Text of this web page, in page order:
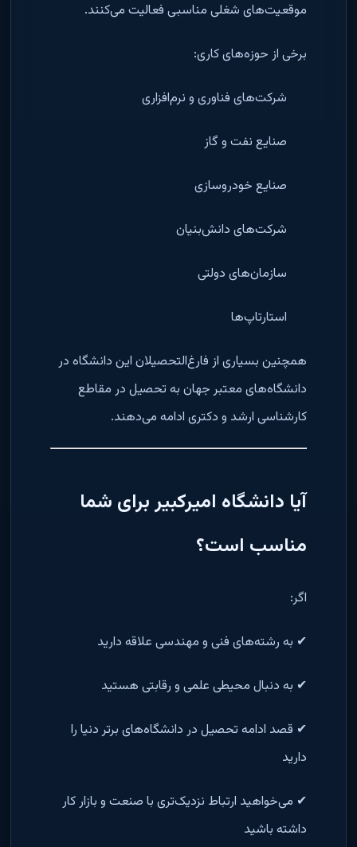
موقعیت‌های شغلی مناسبی فعالیت می‌کنند.
برخی از حوزه‌های کاری:
شرکت‌های فناوری و نرم‌افزاری
صنایع نفت و گاز
صنایع خودروسازی
شرکت‌های دانش‌بنیان
سازمان‌های دولتی
استارتاپ‌ها
همچنین بسیاری از فارغ‌التحصیلان این دانشگاه در
دانشگاه‌های معتبر جهان به تحصیل در مقاطع
کارشناسی ارشد و دکتری ادامه می‌دهند.
آیا دانشگاه امیرکبیر برای شما
مناسب است؟
اگر:
✔ به رشته‌های فنی و مهندسی علاقه دارید
✔ به دنبال محیطی علمی و رقابتی هستید
✔ قصد ادامه تحصیل در دانشگاه‌های برتر دنیا را
دارید
✔ می‌خواهید ارتباط نزدیک‌تری با صنعت و بازار کار
داشته باشید